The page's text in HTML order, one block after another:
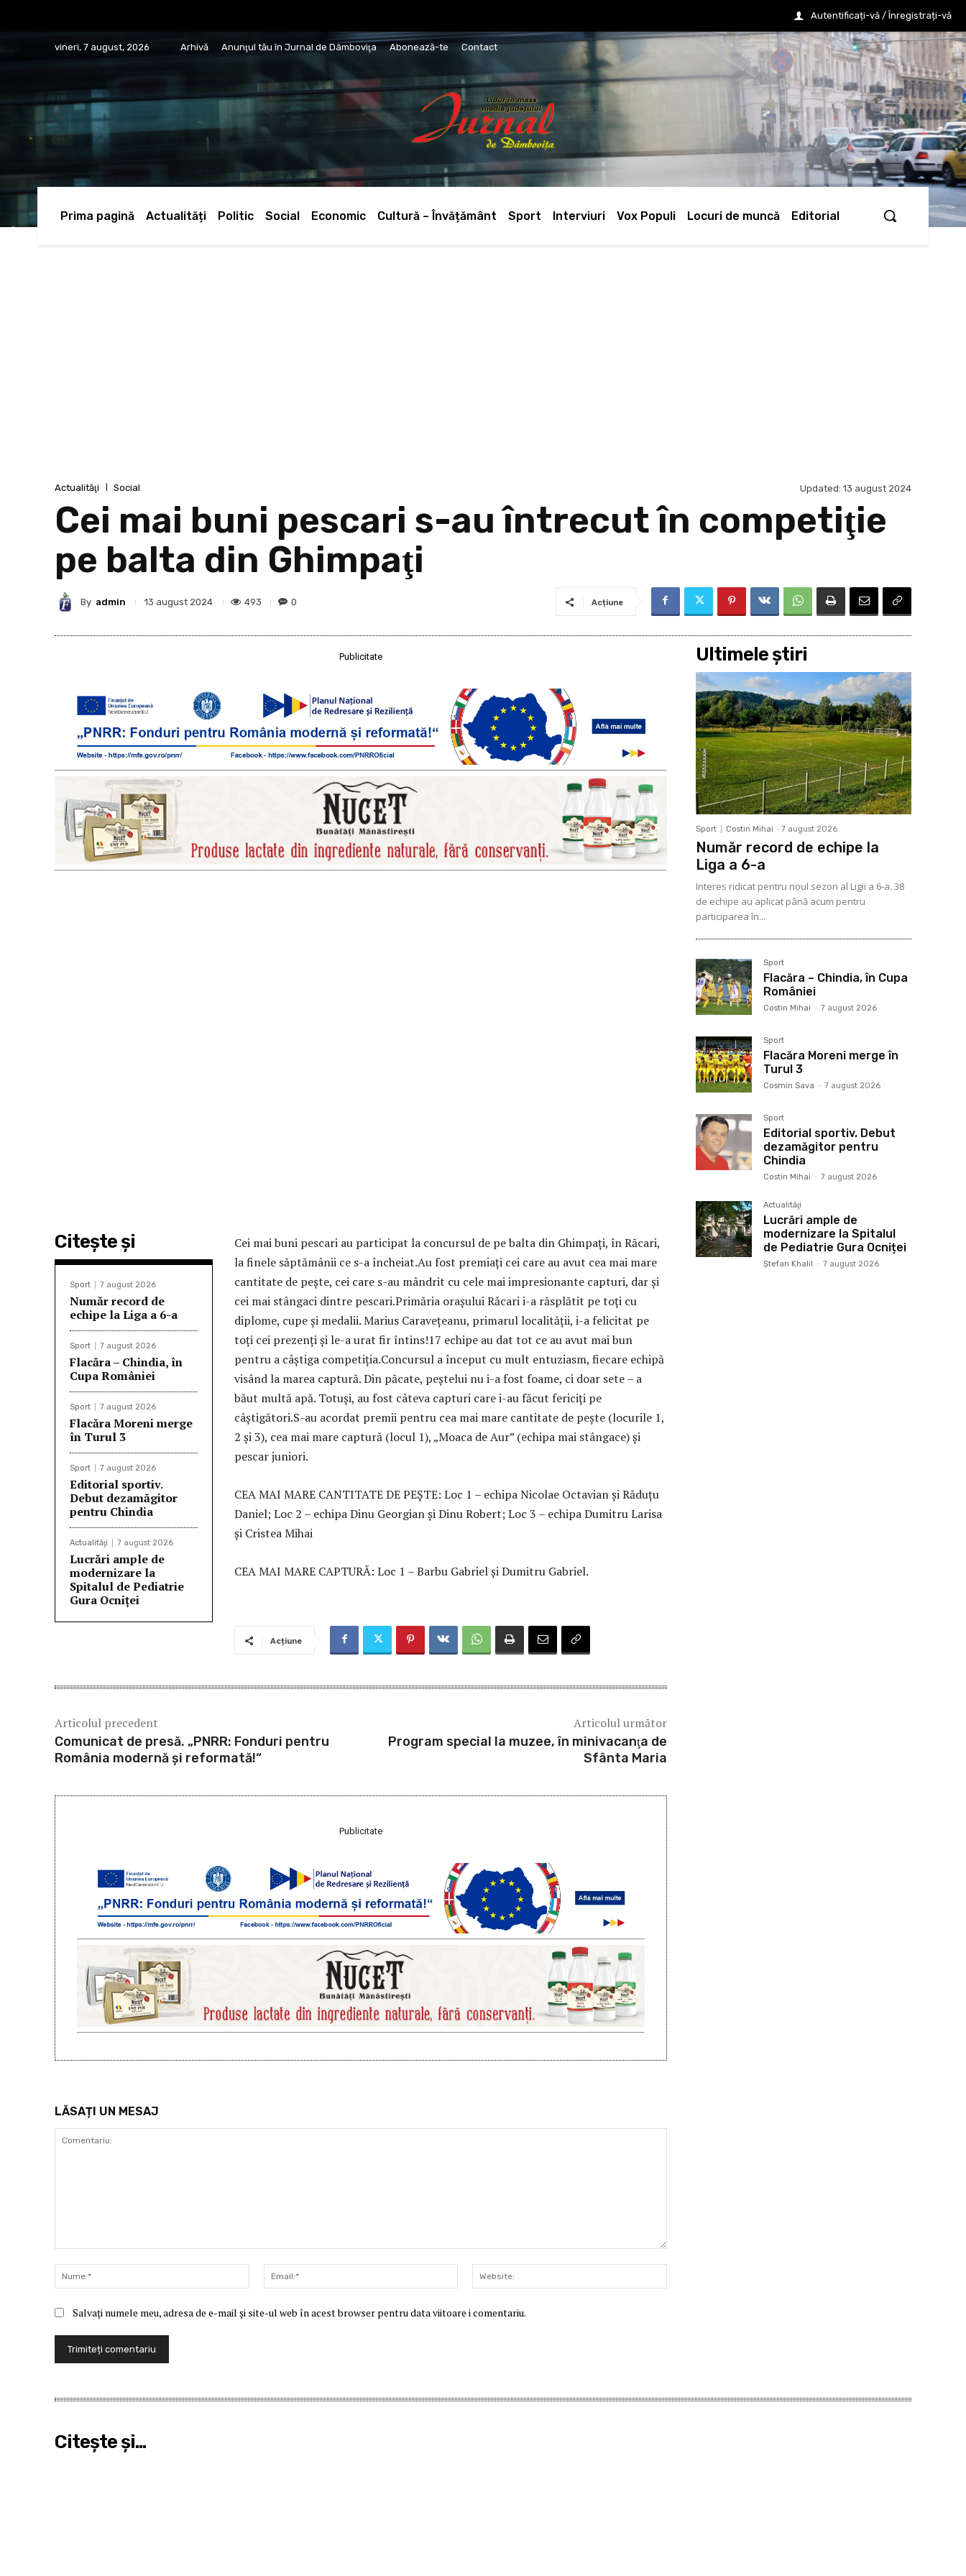
Autentificați-vă / Înregistrați-vă
vineri, 7 august, 2026 Arhivă Anunţul tău în Jurnal de Dâmboviţa Abonează-te Contact
Prima pagină Actualități Politic Social Economic Cultură – Învățământ Sport Interviuri Vox Populi Locuri de muncă Editorial
Actualităţi Social Updated: 13 august 2024
Cei mai buni pescari s-au întrecut în competiţie
pe balta din Ghimpaţi
By admin 13 august 2024 493 0 Acțiune
Publicitate
Citeşte şi
Sport 7 august 2026
Număr record de
echipe la Liga a 6-a
Sport 7 august 2026
Flacăra – Chindia, în
Cupa României
Sport 7 august 2026
Flacăra Moreni merge
în Turul 3
Sport 7 august 2026
Editorial sportiv.
Debut dezamăgitor
pentru Chindia
Actualităţi 7 august 2026
Lucrări ample de
modernizare la
Spitalul de Pediatrie
Gura Ocniței
Cei mai buni pescari au participat la concursul de pe balta din Ghimpaţi, în Răcari,
la finele săptămânii ce s-a încheiat.Au fost premiaţi cei care au avut cea mai mare
cantitate de peşte, cei care s-au mândrit cu cele mai impresionante capturi, dar şi
cei mai stângaci dintre pescari.Primăria oraşului Răcari i-a răsplătit pe toţi cu
diplome, cupe şi medalii. Marius Caraveţeanu, primarul localităţii, i-a felicitat pe
toţi cei prezenţi şi le-a urat fir întins!17 echipe au dat tot ce au avut mai bun
pentru a câştiga competiţia.Concursul a început cu mult entuziasm, fiecare echipă
visând la marea captură. Din păcate, peştelui nu i-a fost foame, ci doar sete – a
băut multă apă. Totuşi, au fost câteva capturi care i-au făcut fericiţi pe
câştigători.S-au acordat premii pentru cea mai mare cantitate de peşte (locurile 1,
2 şi 3), cea mai mare captură (locul 1), „Moaca de Aur” (echipa mai stângace) şi
pescar juniori.
CEA MAI MARE CANTITATE DE PEŞTE: Loc 1 – echipa Nicolae Octavian şi Răduţu
Daniel; Loc 2 – echipa Dinu Georgian şi Dinu Robert; Loc 3 – echipa Dumitru Larisa
şi Cristea Mihai
CEA MAI MARE CAPTURĂ: Loc 1 – Barbu Gabriel şi Dumitru Gabriel.
Acțiune
Articolul precedent
Comunicat de presă. „PNRR: Fonduri pentru
România modernă și reformată!“
Articolul următor
Program special la muzee, în minivacanţa de
Sfânta Maria
Publicitate
LĂSAȚI UN MESAJ
Nume:*
Email:*
Salvați numele meu, adresa de e-mail și site-ul web în acest browser pentru data viitoare i comentariu.
Ultimele ştiri
Sport Costin Mihai - 7 august 2026
Număr record de echipe la
Liga a 6-a
Interes ridicat pentru noul sezon al Ligii a 6-a. 38
de echipe au aplicat până acum pentru
participarea în...
Sport
Flacăra – Chindia, în Cupa
României
Costin Mihai - 7 august 2026
Sport
Flacăra Moreni merge în
Turul 3
Cosmin Sava - 7 august 2026
Sport
Editorial sportiv. Debut
dezamăgitor pentru
Chindia
Costin Mihai - 7 august 2026
Actualităţi
Lucrări ample de
modernizare la Spitalul
de Pediatrie Gura Ocniței
Ştefan Khalil - 7 august 2026
Citeşte şi...